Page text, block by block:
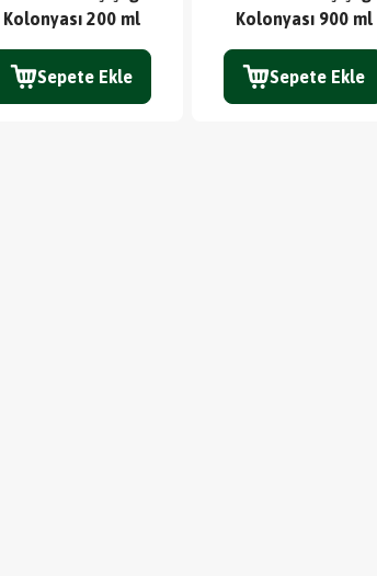
Kolonyası 200 ml
Sepete Ekle
Kolonyası 900 ml
Sepete Ekle